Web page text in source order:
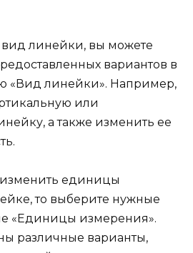
линейки, вы можете
вариантов в
линейки». Например,
или
а также изменить ее
единицы
то выберите нужные
«Единицы измерения».
различные варианты,